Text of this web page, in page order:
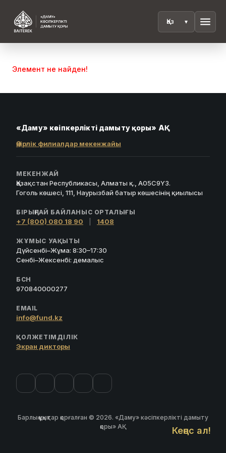
menu
Кеңес ал!
Элемент не найден!
«Даму» кәсіпкерлікті дамыту қоры» АҚ
Өңірлік филиалдар мекенжайы
МЕКЕНЖАЙ
Қазақстан Республикасы, Алматы қ., A05C9Y3.
Гоголь көшесі, 111, Наурызбай батыр көшесінің қиылысы
БІРЫҢҒАЙ БАЙЛАНЫС ОРТАЛЫҒЫ
+7 (800) 080 18 90 1408
ЖҰМЫС УАҚЫТЫ
Дүйсенбі–Жұма: 8:30–17:30
Сенбі–Жексенбі: демалыс
БСН
970840000277
EMAIL
info@fund.kz
ҚОЛЖЕТІМДІЛІК
Экран дикторы
Барлық құқықтар қорғалған © 2026. «Даму» кәсіпкерлікті дамыту
қоры» АҚ